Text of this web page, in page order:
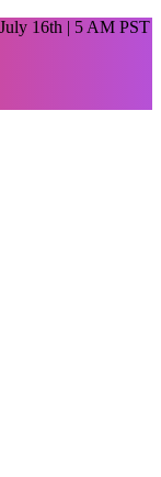
16th | 5 AM PST